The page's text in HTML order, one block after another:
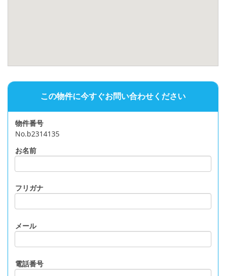
この物件に今すぐお問い合わせください
物件番号
No.b2314135
お名前
フリガナ
メール
電話番号